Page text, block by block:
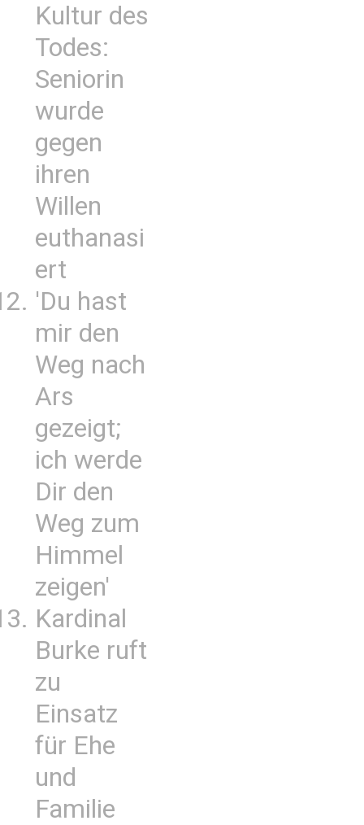
Kultur des
Todes:
Seniorin
wurde
gegen
ihren
Willen
euthanasi
ert
'Du hast
mir den
Weg nach
Ars
gezeigt;
ich werde
Dir den
Weg zum
Himmel
zeigen'
Kardinal
Burke ruft
zu
Einsatz
für Ehe
und
Familie